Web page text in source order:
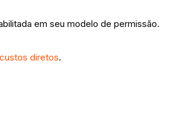
em seu modelo de permissão.
diretos.